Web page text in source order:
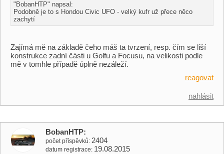
"BobanHTP" napsal:
Podobně je to s Hondou Civic UFO - velký kufr už přece něco
zachytí
Zajímá mě na základě čeho máš ta tvrzení, resp. čím se liší
konstrukce zadní části u Golfu a Focusu, na velikosti podle
mě v tomhle případě úplně nezáleží.
reagovat
nahlásit
BobanHTP
počet příspěvků 2404
datum registrace 19.08.2015